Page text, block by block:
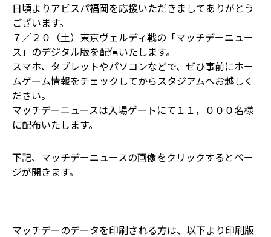
日頃よりアビスパ福岡を応援いただきましてありがとう
ございます。
７／２０（土）東京ヴェルディ戦の「マッチデーニュー
ス」のデジタル版を配信いたします。
スマホ、タブレットやパソコンなどで、ぜひ事前にホー
ムゲーム情報をチェックしてからスタジアムへお越しく
ださい。
マッチデーニュースは入場ゲートにて１１，０００名様
に配布いたします。
下記、マッチデーニュースの画像をクリックするとペー
ジが開きます。
マッチデーのデータを印刷される方は、以下より印刷版